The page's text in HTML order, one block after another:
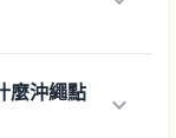
麼沖繩點
keyboard_arrow_down